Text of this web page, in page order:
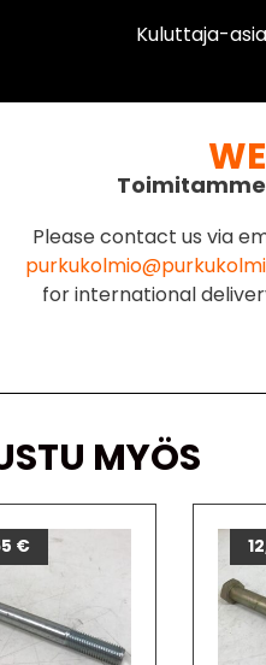
Kuluttaja-
Please contact us via
for international
MYÖS
€